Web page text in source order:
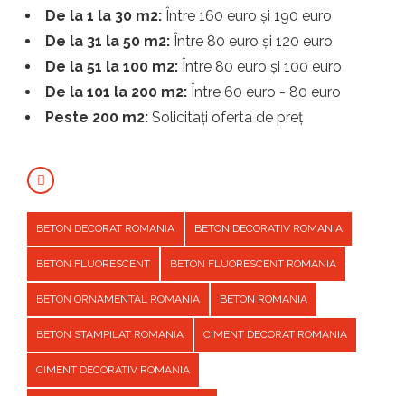
De la 1 la 30 m2: Între 160 euro și 190 euro
De la 31 la 50 m2: Între 80 euro și 120 euro
De la 51 la 100 m2: Între 80 euro și 100 euro
De la 101 la 200 m2: Între 60 euro - 80 euro
Peste 200 m2: Solicitați oferta de preț
BETON DECORAT ROMANIA BETON DECORATIV ROMANIA
BETON FLUORESCENT BETON FLUORESCENT ROMANIA
BETON ORNAMENTAL ROMANIA BETON ROMANIA
BETON STAMPILAT ROMANIA CIMENT DECORAT ROMANIA
CIMENT DECORATIV ROMANIA